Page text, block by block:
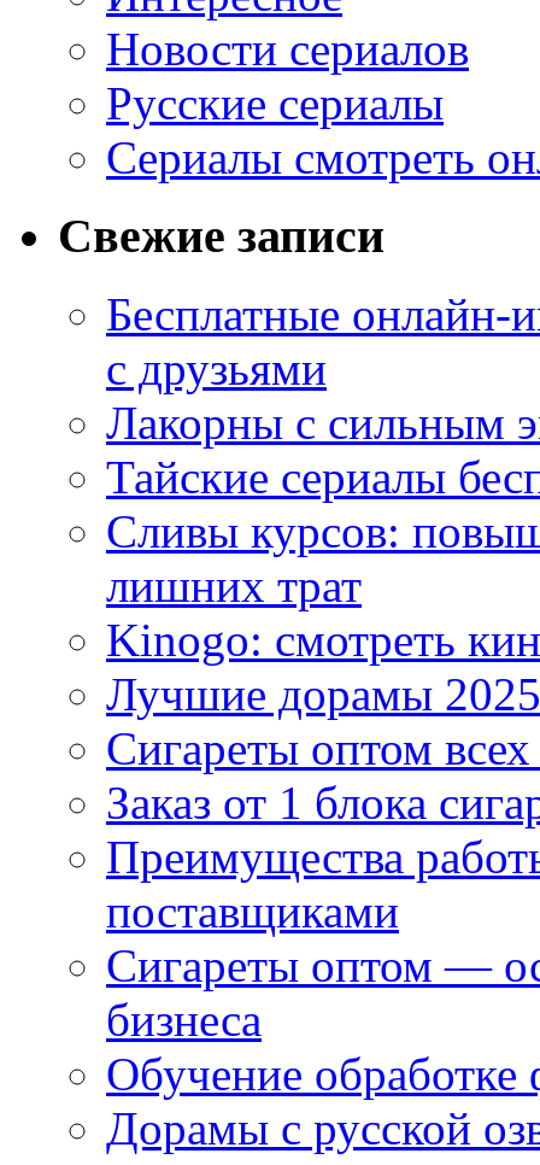
Новости сериалов
Русские сериалы
Сериалы смотреть
Свежие записи
Бесплатные
с друзьями
Лакорны с сильным
Тайские сериалы
Сливы курсов:
лишних трат
Kinogo: смотреть
Лучшие дорамы
Сигареты оптом
Заказ от 1 блока
Преимущества
поставщиками
Сигареты оптом —
бизнеса
Обучение
Дорамы с русской